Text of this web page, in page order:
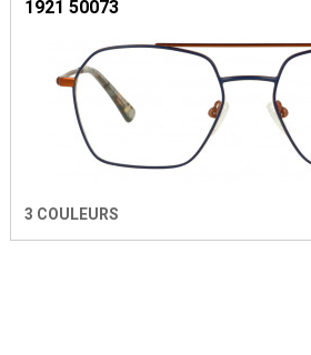
1921 50073
3 COULEURS